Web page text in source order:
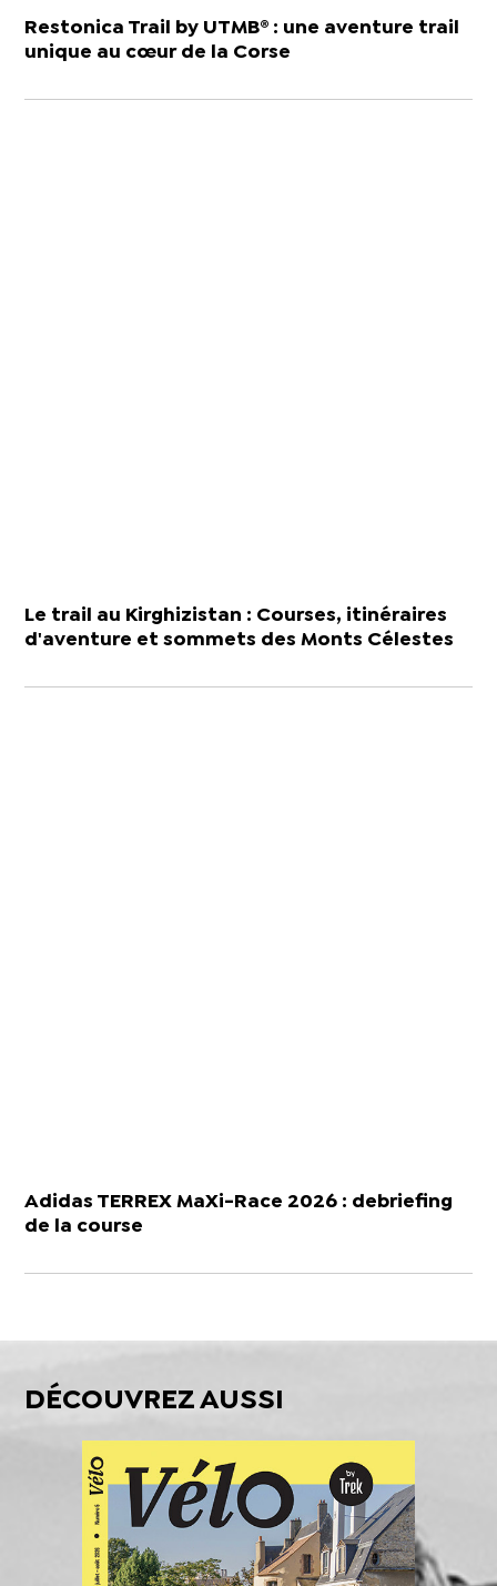
Restonica Trail by UTMB® : une aventure trail
unique au cœur de la Corse
Le trail au Kirghizistan : Courses, itinéraires
d'aventure et sommets des Monts Célestes
Adidas TERREX MaXi-Race 2026 : debriefing
de la course
DÉCOUVREZ AUSSI